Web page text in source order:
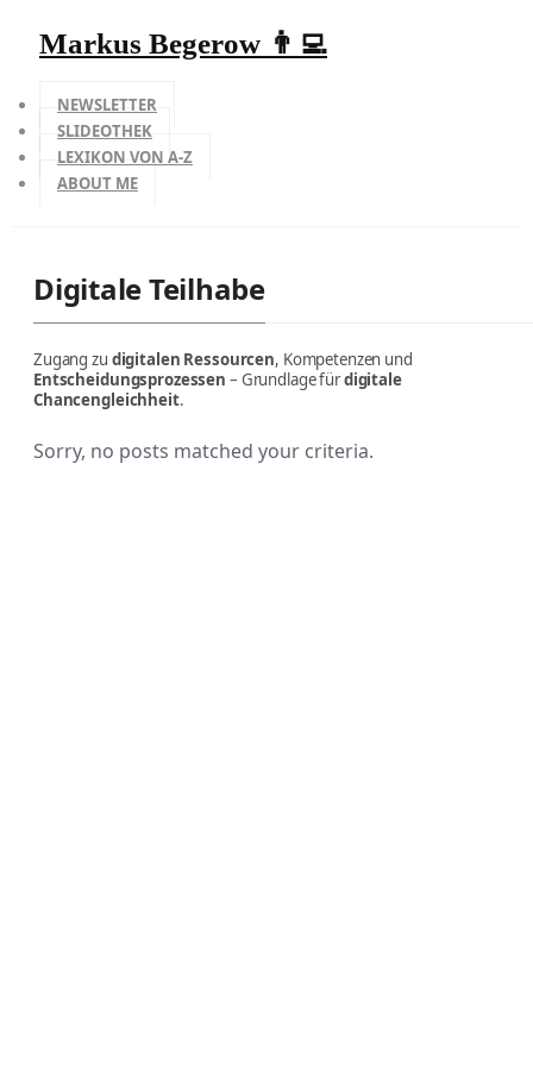
Markus Begerow 👨‍💻
NEWSLETTER
SLIDEOTHEK
LEXIKON VON A-Z
ABOUT ME
Digitale Teilhabe
Zugang zu digitalen Ressourcen, Kompetenzen und
Entscheidungsprozessen – Grundlage fürdigitale
Chancengleichheit.
Sorry, no posts matched your criteria.